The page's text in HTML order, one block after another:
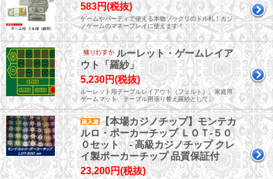
583円(税抜)
ゲームやパーティで使える本物ソックリのドル札！カジ
ノゲームのマネープレイに使えます！
ルーレット・ゲームレイア
ウト「羅紗」
5,230円(税抜)
ルーレット用テーブルレイアウト（フェルト）、家庭用
ゲームマット、テーブル用張り替え羅紗として。
【本場カジノチップ】モンテカ
ルロ・ポーカーチップ ＬＯＴ-５０
０セット - 高級カジノチップ クレ
イ製ポーカーチップ 品質保証付
23,200円(税抜)